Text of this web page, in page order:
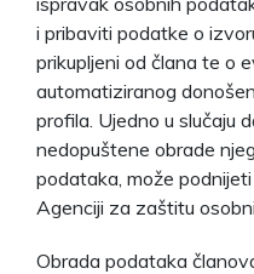
i pribaviti podatke o
prikupljeni od člana te o
automatiziranog
profila. Ujedno u slučaju
nedopuštene obrade
podataka, može
Agenciji za zaštitu
Obrada podataka